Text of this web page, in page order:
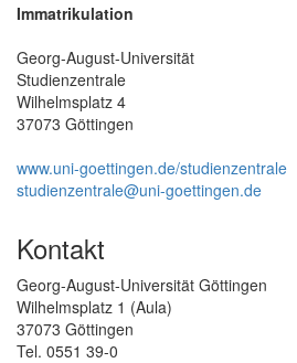
Immatrikulation
Georg-August-Universität
Studienzentrale
Wilhelmsplatz 4
37073 Göttingen
www.uni-goettingen.de/studienzentrale
studienzentrale@uni-goettingen.de
Kontakt
Georg-August-Universität Göttingen
Wilhelmsplatz 1 (Aula)
37073 Göttingen
Tel. 0551 39-0